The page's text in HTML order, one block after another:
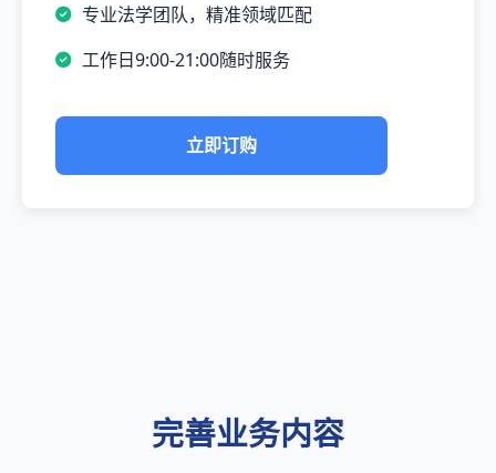
专业法学团队，精准领域匹配
工作日9:00-21:00随时服务
立即订购
完善业务内容